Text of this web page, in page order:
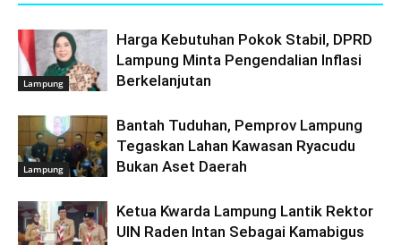
Lampung
Harga Kebutuhan Pokok Stabil, DPRD
Lampung Minta Pengendalian Inflasi
Berkelanjutan
Lampung
Bantah Tuduhan, Pemprov Lampung
Tegaskan Lahan Kawasan Ryacudu
Bukan Aset Daerah
Ketua Kwarda Lampung Lantik Rektor
UIN Raden Intan Sebagai Kamabigus